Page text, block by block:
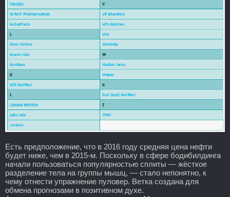
Есть предположение, что в 2016 году средняя цена нефти
будет ниже, чем в 2015-м. Поскольку в сфере бодибилдинга
начали пользоваться популярностью сплиты — жёсткое
разделение тела на группы мышц, — стало непонятно, к
чему отнести упражнение пуловер. Ветка создана для
обмена прогнозами в позитивном духе.